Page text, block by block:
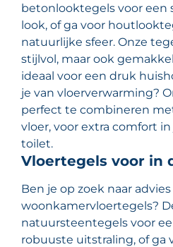
betonlooktegels voor een
look, of ga voor
natuurlijke sfeer. Onze
stijlvol, maar ook
ideaal voor een druk
je van vloerverwarming?
perfect te combineren
vloer, voor extra comfort
toilet.
Vloertegels voor in
Ben je op zoek naar
woonkamervloertegels?
natuursteentegels voor
robuuste uitstraling, of ga